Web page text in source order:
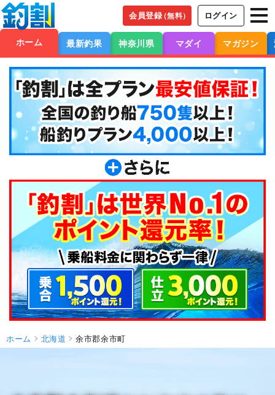
会員登録（無料） ログイン
ホーム 最新釣果 神奈川県 マダイ マガジン
ホーム 北海道 余市郡余市町